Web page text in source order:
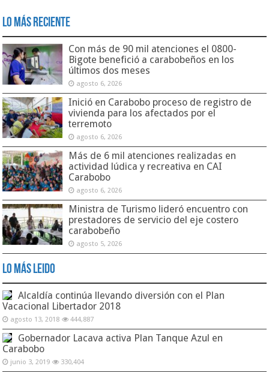
Lo Más Reciente
Con más de 90 mil atenciones el 0800-
Bigote benefició a carabobeños en los
últimos dos meses
agosto 6, 2026
Inició en Carabobo proceso de registro de
vivienda para los afectados por el
terremoto
agosto 6, 2026
Más de 6 mil atenciones realizadas en
actividad lúdica y recreativa en CAI
Carabobo
agosto 6, 2026
Ministra de Turismo lideró encuentro con
prestadores de servicio del eje costero
carabobeño
agosto 5, 2026
Lo Más Leido
Alcaldía continúa llevando diversión con el Plan
Vacacional Libertador 2018
agosto 13, 2018 444,887
Gobernador Lacava activa Plan Tanque Azul en
Carabobo
junio 3, 2019 330,404